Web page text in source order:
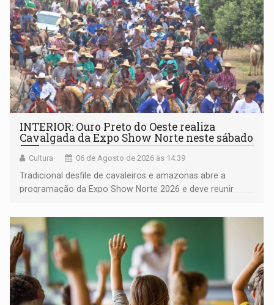
INTERIOR: Ouro Preto do Oeste realiza
Cavalgada da Expo Show Norte neste sábado
Cultura 06 de Agosto de 2026 às 14:39
Tradicional desfile de cavaleiros e amazonas abre a
programação da Expo Show Norte 2026 e deve reunir